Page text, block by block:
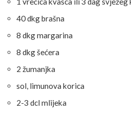
40 dkg brašna
8 dkg margarina
8 dkg šećera
2 žumanjka
sol, limunova korica
2-3 dcl mlijeka